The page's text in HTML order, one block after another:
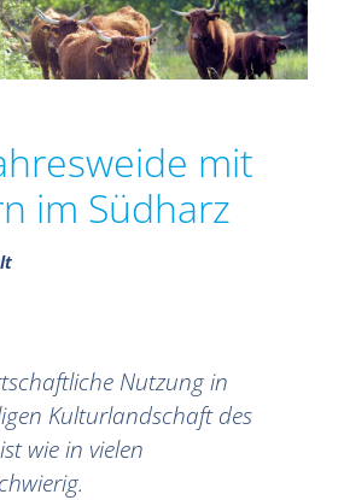
mit
im Südharz
Nutzung in
Kulturlandschaft des
wie in vielen